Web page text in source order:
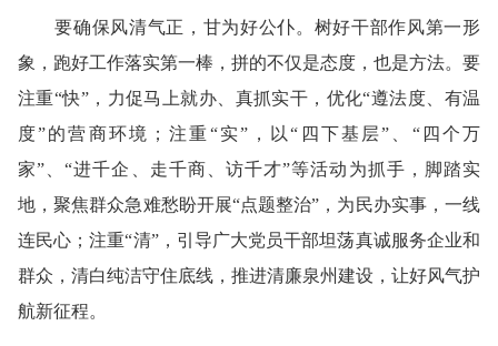
要确保风清气正，甘为好公仆。树好干部作风第一形
象，跑好工作落实第一棒，拼的不仅是态度，也是方法。要
注重“快”，力促马上就办、真抓实干，优化“遵法度、有温
度”的营商环境；注重“实”，以“四下基层”、“四个万
家”、“进千企、走千商、访千才”等活动为抓手，脚踏实
地，聚焦群众急难愁盼开展“点题整治”，为民办实事，一线
连民心；注重“清”，引导广大党员干部坦荡真诚服务企业和
群众，清白纯洁守住底线，推进清廉泉州建设，让好风气护
航新征程。